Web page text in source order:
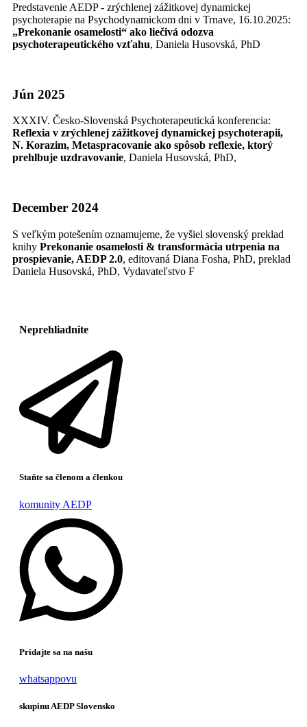
Predstavenie AEDP - zrýchlenej zážitkovej dynamickej
psychoterapie na Psychodynamickom dni v Trnave, 16.10.2025:
„Prekonanie osamelosti“ ako liečivá odozva
psychoterapeutického vzťahu, Daniela Husovská, PhD
Jún 2025
XXXIV. Česko-Slovenská Psychoterapeutická konferencia:
Reflexia v zrýchlenej zážitkovej dynamickej psychoterapii,
N. Korazim, Metaspracovanie ako spôsob reflexie, ktorý
prehlbuje uzdravovanie, Daniela Husovská, PhD,
December 2024
S veľkým potešením oznamujeme, že vyšiel slovenský preklad
knihy Prekonanie osamelosti & transformácia utrpenia na
prospievanie, AEDP 2.0, editovaná Diana Fosha, PhD, preklad
Daniela Husovská, PhD, Vydavateľstvo F
Neprehliadnite
Staňte sa členom a členkou
komunity AEDP
Pridajte sa na našu
whatsappovu
skupinu AEDP Slovensko